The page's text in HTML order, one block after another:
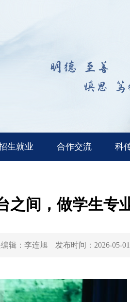
生就业 合作交流 科
之间，做学生专
辑： 李连旭 发布时间： 2026-05-01